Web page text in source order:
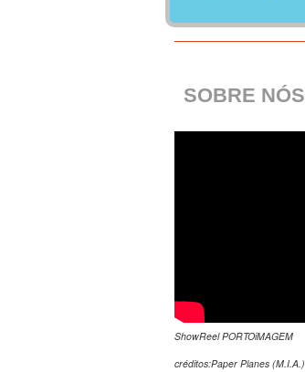
SOBRE NÓS
ShowReel PORTOiMAGEM
créditos:Paper Planes (M.I.A.)